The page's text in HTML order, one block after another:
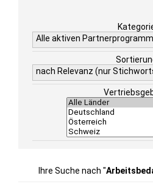
Alle aktiven
nach Relevanz (nur
Ihre Suche nach "